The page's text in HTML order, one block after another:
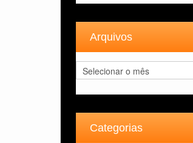
Arquivos
Arquivos
Categorias